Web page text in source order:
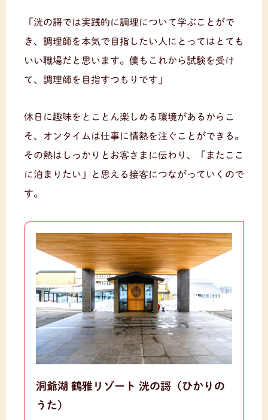
「洸の謌では実践的に調理について学ぶことがで
き、調理師を本気で目指したい人にとってはとても
いい職場だと思います。僕もこれから試験を受け
て、調理師を目指すつもりです」
休日に趣味をとことん楽しめる環境があるからこ
そ、オンタイムは仕事に情熱を注ぐことができる。
その熱はしっかりとお客さまに伝わり、「またここ
に泊まりたい」と思える接客につながっていくので
す。
洞爺湖 鶴雅リゾート 洸の謌（ひかりの
うた）